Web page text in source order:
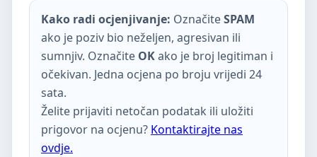
Kako radi ocjenjivanje: OznačiteSPAM
ako je poziv bio neželjen, agresivan ili
sumnjiv. Označite OKako je broj legitiman i
očekivan. Jedna ocjena po broju vrijedi 24
sata.
Želite prijaviti netočan podatak ili uložiti
prigovor na ocjenu? Kontaktirajte nas
ovdje.